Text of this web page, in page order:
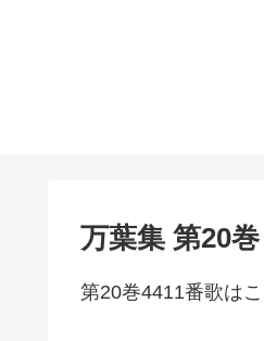
万葉集 第20
第20巻4411番歌は